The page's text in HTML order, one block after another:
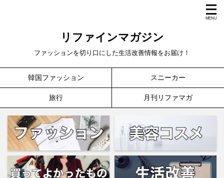
リファインマガジン
ファッションを切り口にした生活改善情報をお届け！
韓国ファッション スニーカー
旅行 月刊リファマガ